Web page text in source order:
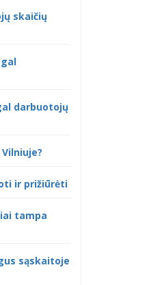
skaičių
darbuotojų
ir prižiūrėti
tampa
sąskaitoje